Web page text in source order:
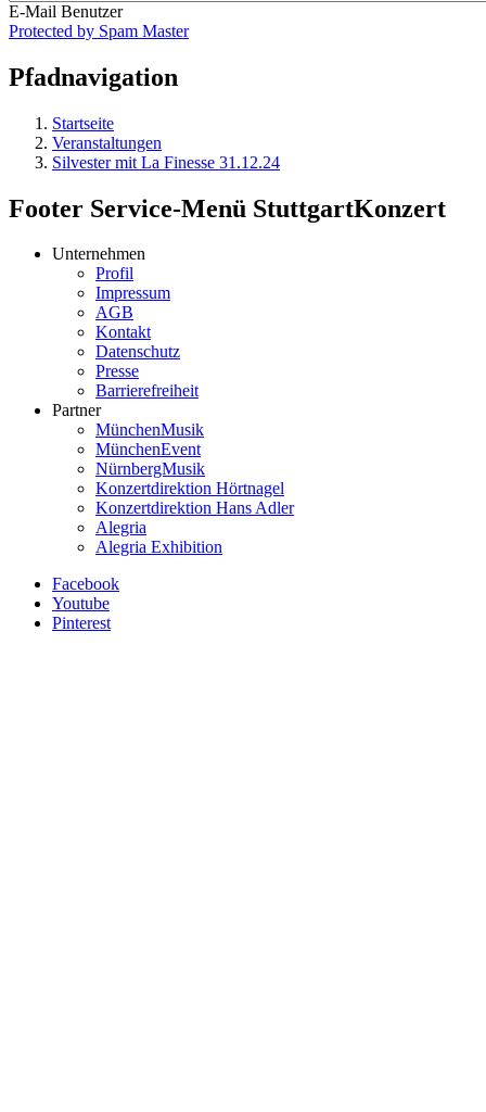
E-Mail Benutzer
Protected by Spam Master
Pfadnavigation
Startseite
Veranstaltungen
Silvester mit La Finesse 31.12.24
Footer Service-Menü StuttgartKonzert
Unternehmen
Profil
Impressum
AGB
Kontakt
Datenschutz
Presse
Barrierefreiheit
Partner
MünchenMusik
MünchenEvent
NürnbergMusik
Konzertdirektion Hörtnagel
Konzertdirektion Hans Adler
Alegria
Alegria Exhibition
Facebook
Youtube
Pinterest